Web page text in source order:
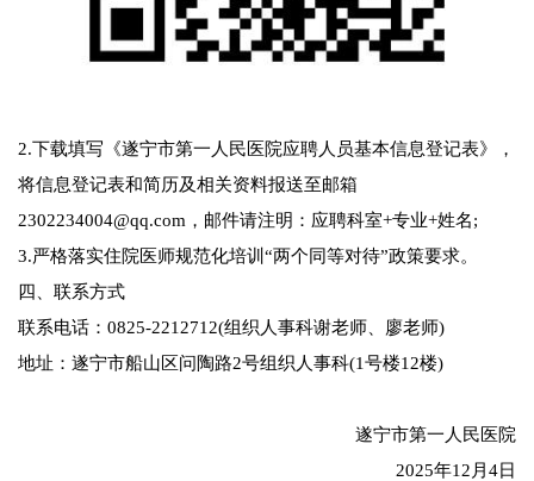
2.下载填写《遂宁市第一人民医院应聘人员基本信息登记表》，
将信息登记表和简历及相关资料报送至邮箱
2302234004@qq.com，邮件请注明：应聘科室+专业+姓名;
3.严格落实住院医师规范化培训“两个同等对待”政策要求。
四、联系方式
联系电话：0825-2212712(组织人事科谢老师、廖老师)
地址：遂宁市船山区问陶路2号组织人事科(1号楼12楼)
遂宁市第一人民医院
2025年12月4日